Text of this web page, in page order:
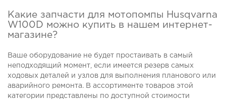
Какие запчасти для мотопомпы Husqvarna
W100D можно купить в нашем интернет-
магазине?
Ваше оборудование не будет простаивать в самый
неподходящий момент, если имеется резерв самых
ходовых деталей и узлов для выполнения планового или
аварийного ремонта. В ассортименте товаров этой
категории представлены по доступной стоимости